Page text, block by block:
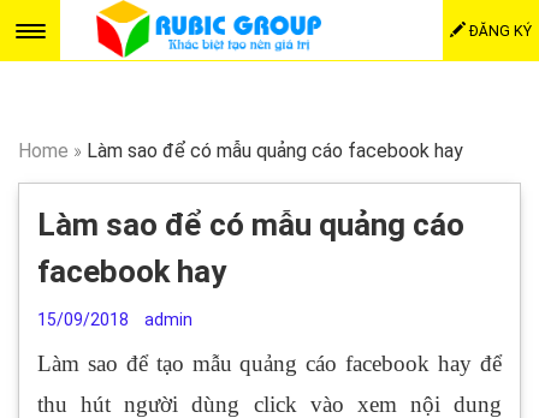
ĐĂNG KÝ
Home » Làm sao để có mẫu quảng cáo facebook hay
Làm sao để có mẫu quảng cáo
facebook hay
15/09/2018 admin
Làm sao để tạo mẫu quảng cáo facebook hay để
thu hút người dùng click vào xem nội dung